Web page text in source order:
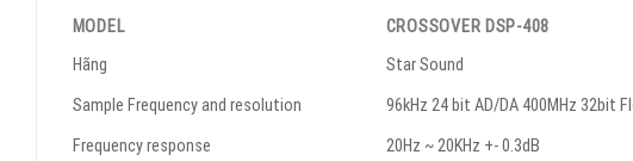
MODEL
CROSSOVER DSP-408
Hãng
Star Sound
Sample Frequency and resolution
96kHz 24 bit AD/DA 400MHz 32bit
Frequency response
20Hz ~ 20KHz +- 0.3dB